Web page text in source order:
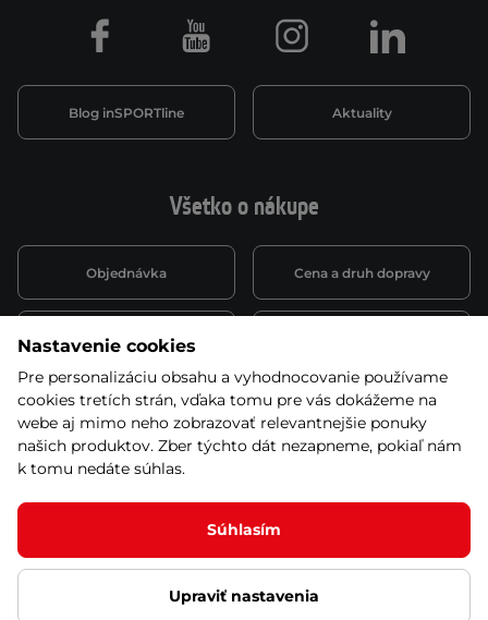
Všetko o nákupe
Objednávka Cena a druh dopravy
Spôsob platby
Montáž a servis Reklamácie a záruka
Kariéra
Blog inSPORTline Aktuality
Facebook Youtube Instagram LinkedIn
© 2026 Stores inSPORTline SK, s.r.o. Všetky práva vyhradené
Nastavenie cookies
Pre personalizáciu obsahu a vyhodnocovanie používame
cookies tretích strán, vďaka tomu pre vás dokážeme na
webe aj mimo neho zobrazovať relevantnejšie ponuky
našich produktov. Zber týchto dát nezapneme, pokiaľ nám
k tomu nedáte súhlas.
Súhlasím
Upraviť nastavenia